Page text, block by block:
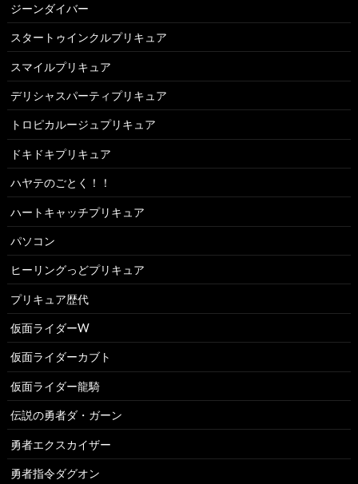
ジーンダイバー
スタートゥインクルプリキュア
スマイルプリキュア
デリシャスパーティプリキュア
トロピカルージュプリキュア
ドキドキプリキュア
ハヤテのごとく！！
ハートキャッチプリキュア
パソコン
ヒーリングっどプリキュア
プリキュア歴代
仮面ライダーW
仮面ライダーカブト
仮面ライダー龍騎
伝説の勇者ダ・ガーン
勇者エクスカイザー
勇者指令ダグオン